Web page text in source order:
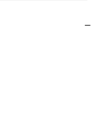
−